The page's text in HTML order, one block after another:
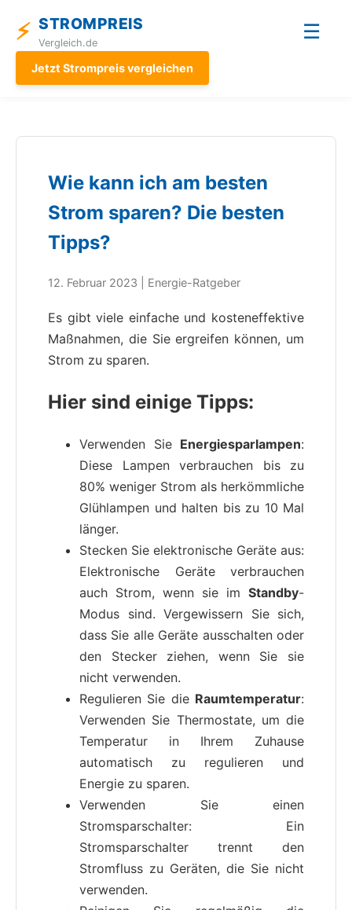
⚡ STROMPREIS
Vergleich.de ☰
Jetzt Strompreis vergleichen
Wie kann ich am besten
Strom sparen? Die besten
Tipps?
12. Februar 2023 | Energie-Ratgeber
Es gibt viele einfache und kosteneffektive
Maßnahmen, die Sie ergreifen können, um
Strom zu sparen.
Hier sind einige Tipps:
Verwenden Sie Energiesparlampen:
Diese Lampen verbrauchen bis zu
80% weniger Strom als herkömmliche
Glühlampen und halten bis zu 10 Mal
länger.
Stecken Sie elektronische Geräte aus:
Elektronische Geräte verbrauchen
auch Strom, wenn sie im Standby-
Modus sind. Vergewissern Sie sich,
dass Sie alle Geräte ausschalten oder
den Stecker ziehen, wenn Sie sie
nicht verwenden.
Regulieren Sie die Raumtemperatur:
Verwenden Sie Thermostate, um die
Temperatur in Ihrem Zuhause
automatisch zu regulieren und
Energie zu sparen.
Verwenden Sie einen
Stromsparschalter: Ein
Stromsparschalter trennt den
Stromfluss zu Geräten, die Sie nicht
verwenden.